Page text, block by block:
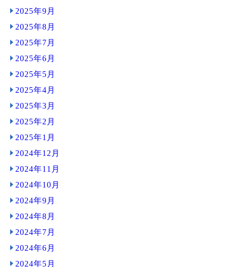
2025年9月
2025年8月
2025年7月
2025年6月
2025年5月
2025年4月
2025年3月
2025年2月
2025年1月
2024年12月
2024年11月
2024年10月
2024年9月
2024年8月
2024年7月
2024年6月
2024年5月